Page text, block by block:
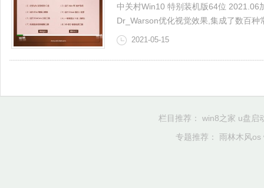
中关村Win10 特别装机版64位 2021.06
Dr_Warson优化视觉效果,集成了数百种
2021-05-15
栏目推荐： win8之家 u盘启
专题推荐： 雨林木风os